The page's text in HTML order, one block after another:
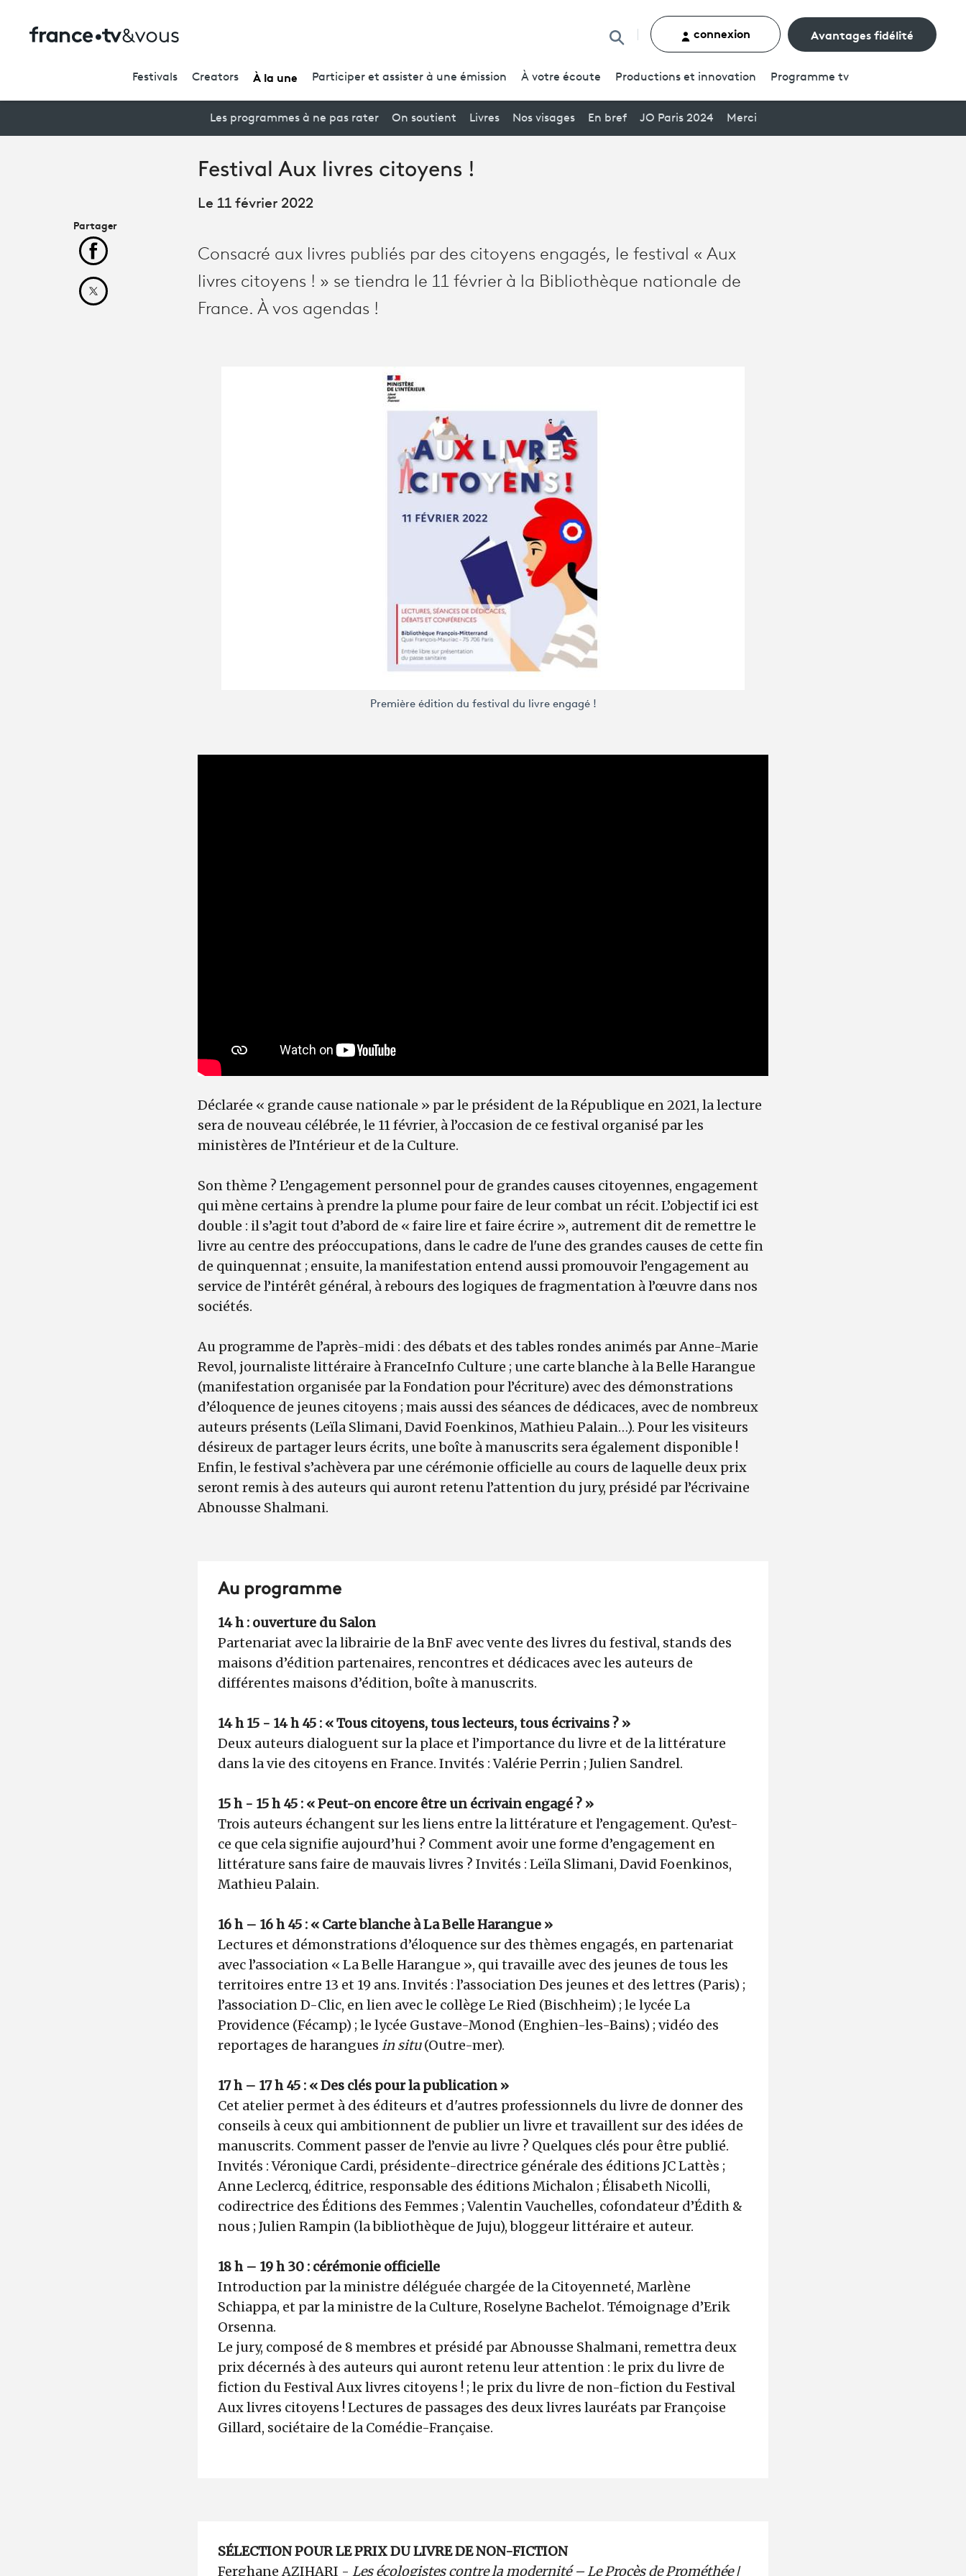
Rechercher un contenu
connexion Avantages fidélité
Festivals Creators À la une Participer et assister à une émission À votre écoute Productions et innovation Programme tv
Les programmes à ne pas rater On soutient Livres Nos visages En bref JO Paris 2024 Merci
Festival Aux livres citoyens !
Le 11 février 2022
Consacré aux livres publiés par des citoyens engagés, le festival « Aux
livres citoyens ! » se tiendra le 11 février à la Bibliothèque nationale de
France. À vos agendas !
Première édition du festival du livre engagé !
Déclarée « grande cause nationale » par le président de la République en 2021, la lecture
sera de nouveau célébrée, le 11 février, à l’occasion de ce festival organisé par les
ministères de l’Intérieur et de la Culture.
Son thème ? L’engagement personnel pour de grandes causes citoyennes, engagement
qui mène certains à prendre la plume pour faire de leur combat un récit. L’objectif ici est
double : il s’agit tout d’abord de « faire lire et faire écrire », autrement dit de remettre le
livre au centre des préoccupations, dans le cadre de l'une des grandes causes de cette fin
de quinquennat ; ensuite, la manifestation entend aussi promouvoir l’engagement au
service de l’intérêt général, à rebours des logiques de fragmentation à l’œuvre dans nos
sociétés.
Au programme de l’après-midi : des débats et des tables rondes animés par Anne-Marie
Revol, journaliste littéraire à FranceInfo Culture ; une carte blanche à la Belle Harangue
(manifestation organisée par la Fondation pour l’écriture) avec des démonstrations
d’éloquence de jeunes citoyens ; mais aussi des séances de dédicaces, avec de nombreux
auteurs présents (Leïla Slimani, David Foenkinos, Mathieu Palain…). Pour les visiteurs
désireux de partager leurs écrits, une boîte à manuscrits sera également disponible !
Enfin, le festival s’achèvera par une cérémonie officielle au cours de laquelle deux prix
seront remis à des auteurs qui auront retenu l’attention du jury, présidé par l’écrivaine
Abnousse Shalmani.
Au programme
14 h : ouverture du Salon
Partenariat avec la librairie de la BnF avec vente des livres du festival, stands des
maisons d’édition partenaires, rencontres et dédicaces avec les auteurs de
différentes maisons d’édition, boîte à manuscrits.
14 h 15 - 14 h 45 : « Tous citoyens, tous lecteurs, tous écrivains ? »
Deux auteurs dialoguent sur la place et l’importance du livre et de la littérature
dans la vie des citoyens en France. Invités : Valérie Perrin ; Julien Sandrel.
15 h - 15 h 45 : « Peut-on encore être un écrivain engagé ? »
Trois auteurs échangent sur les liens entre la littérature et l’engagement. Qu’est-
ce que cela signifie aujourd’hui ? Comment avoir une forme d’engagement en
littérature sans faire de mauvais livres ? Invités : Leïla Slimani, David Foenkinos,
Mathieu Palain.
16 h – 16 h 45 : « Carte blanche à La Belle Harangue »
Lectures et démonstrations d’éloquence sur des thèmes engagés, en partenariat
avec l’association « La Belle Harangue », qui travaille avec des jeunes de tous les
territoires entre 13 et 19 ans. Invités : l’association Des jeunes et des lettres (Paris) ;
l’association D-Clic, en lien avec le collège Le Ried (Bischheim) ; le lycée La
Providence (Fécamp) ; le lycée Gustave-Monod (Enghien-les-Bains) ; vidéo des
reportages de harangues in situ(Outre-mer).
17 h – 17 h 45 : « Des clés pour la publication »
Cet atelier permet à des éditeurs et d'autres professionnels du livre de donner des
conseils à ceux qui ambitionnent de publier un livre et travaillent sur des idées de
manuscrits. Comment passer de l’envie au livre ? Quelques clés pour être publié.
Invités : Véronique Cardi, présidente-directrice générale des éditions JC Lattès ;
Anne Leclercq, éditrice, responsable des éditions Michalon ; Élisabeth Nicolli,
codirectrice des Éditions des Femmes ; Valentin Vauchelles, cofondateur d’Édith &
nous ; Julien Rampin (la bibliothèque de Juju), bloggeur littéraire et auteur.
18 h – 19 h 30 : cérémonie officielle
Introduction par la ministre déléguée chargée de la Citoyenneté, Marlène
Schiappa, et par la ministre de la Culture, Roselyne Bachelot. Témoignage d’Erik
Orsenna.
Le jury, composé de 8 membres et présidé par Abnousse Shalmani, remettra deux
prix décernés à des auteurs qui auront retenu leur attention : le prix du livre de
fiction du Festival Aux livres citoyens ! ; le prix du livre de non-fiction du Festival
Aux livres citoyens ! Lectures de passages des deux livres lauréats par Françoise
Gillard, sociétaire de la Comédie-Française.
SÉLECTION POUR LE PRIX DU LIVRE DE NON-FICTION
Ferghane AZIHARI - Les écologistes contre la modernité – Le Procès de Prométhée/
Partager
Partager cet article sur Facebook
Partager cet article sur X